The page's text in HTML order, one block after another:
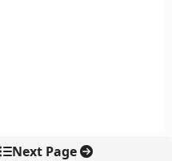
Next Page